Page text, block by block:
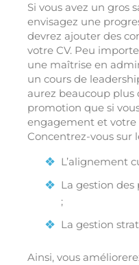
Si vous avez un gros
envisagez une
devrez ajouter des
votre CV. Peu
une maîtrise en
un cours de
aurez beaucoup plus
promotion que si
engagement et votre
Concentrez-vous sur
L’alignement
La gestion
;
La gestion
Ainsi, vous